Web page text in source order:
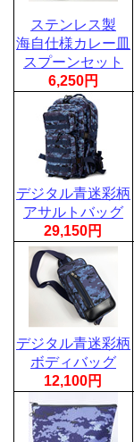
ステンレス製
海自仕様カレー皿
スプーンセット
6,250円
デジタル青迷彩柄
アサルトバッグ
29,150円
デジタル青迷彩柄
ボディバッグ
12,100円